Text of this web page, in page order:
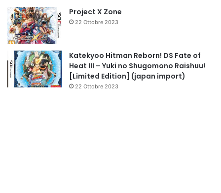
Project X Zone
22 Ottobre 2023
Katekyoo Hitman Reborn! DS Fate of
Heat III – Yuki no Shugomono Raishuu!
[Limited Edition] (japan import)
22 Ottobre 2023